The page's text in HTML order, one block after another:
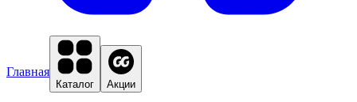
Главная
Каталог Акции